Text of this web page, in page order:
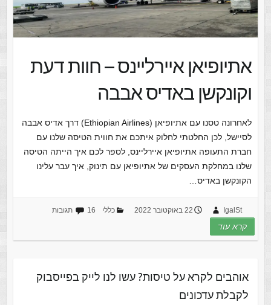
אתיופיאן איירליינס – חוות דעת
וקונקשן באדיס אבבה
לאחרונה טסנו עם אתיופיאן (Ethiopian Airlines) דרך אדיס אבבה
לסיישל, לכן החלטתי לחלוק איתכם את חווית הטיסה שלנו עם
חברת התעופה אתיופיאן איירליינס, לספר לכם איך הייתה הטיסה
שלנו במחלקת העסקים של אתיופיאן עם תינוק, איך עבר עלינו
הקונקשן באדיס…
IgalSt 22 באוקטובר 2022 כללי 16 תגובות
קרא עוד
אוהבים לקרא על טיסות? עשו לנו לייק בפייסבוק
לקבלת עדכונים